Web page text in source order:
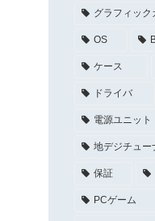
グラフィック
OS
ケース
ドライバ
電源ユニット
地デジチュー
保証
PCゲーム